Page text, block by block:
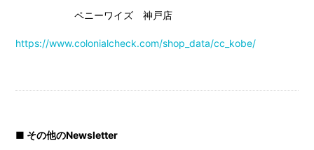
ペニーワイズ 神戸店
https://www.colonialcheck.com/shop_data/cc_kobe/
■ その他のNewsletter